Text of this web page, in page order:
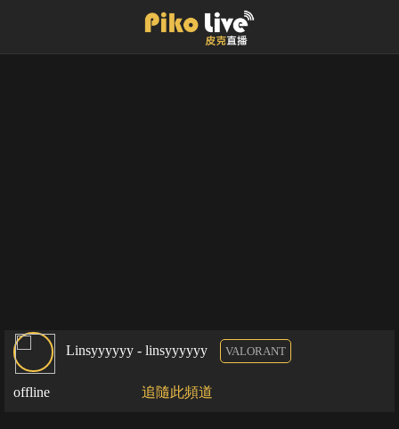
Linsyyyyyy - linsyyyyyy VALORANT
offline 追隨此頻道